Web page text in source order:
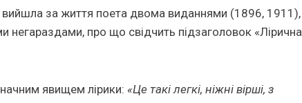
вийшла за життя поета двома виданнями (1896, 1911),
негараздами, про що свідчить підзаголовок «Лірична
явищем лірики: «Це такі легкі, ніжні вірші, з